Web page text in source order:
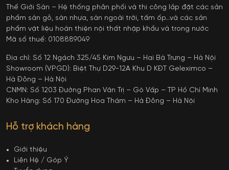
Thế Giới Sàn – Hệ thống phân phối và thi công lắp đặt các sản
phẩm sàn gỗ, sàn nhựa, sàn ngoài trời, tấm ốp…và các sản
phẩm vật liệu hoàn thiện nội thất nhập khẩu và trong nước
Mã số thuế: 0108889049
Địa chỉ: Số 12 Ngách 325/45 Kim Ngưu – Hai Bà Trưng – Hà Nội
Showroom (VPGD): Biệt Thự D29-12A Khu D KĐT Geleximco –
Hà Đông – Hà Nội
CNMN: Số 1203 Đường Phan Văn Trị – Gò Vấp – TP Hồ Chí Minh
Kho Hàng: Số 170 Đường Hoa Thám – Hà Đông – Hà Nội
Hỗ trợ khách hàng
Giới thiệu
Liên Hệ / Góp Ý